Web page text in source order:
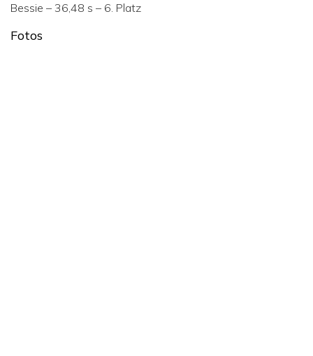
Bessie – 36,48 s – 6. Platz
Fotos